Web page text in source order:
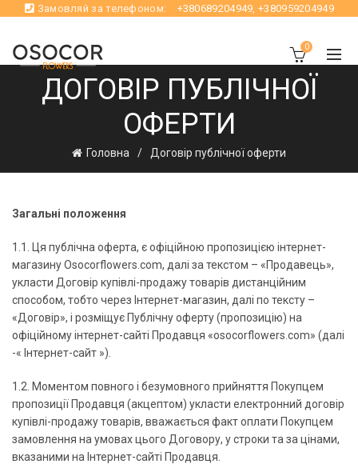
Замовляй за телефоном: +380689204949,+380959204949
0
ДОГОВІР ПУБЛІЧНОЇ
ОФЕРТИ
Головна Договір публічної оферти
Загальні положення
1.1. Ця публічна оферта, є офіційною пропозицією інтернет-
магазину Osocorflowers.com, далі за текстом – «Продавець»,
укласти Договір купівлі-продажу товарів дистанційним
способом, тобто через Інтернет-магазин, далі по тексту –
«Договір», і розміщує Публічну оферту (пропозицію) на
офіційному інтернет-сайті Продавця «osocorflowers.com» (далі
-« Інтернет-сайт »).
1.2. Моментом повного і безумовного прийняття Покупцем
пропозиції Продавця (акцептом) укласти електронний договір
купівлі-продажу товарів, вважається факт оплати Покупцем
замовлення на умовах цього Договору, у строки та за цінами,
вказаними на Інтернет-сайті Продавця.